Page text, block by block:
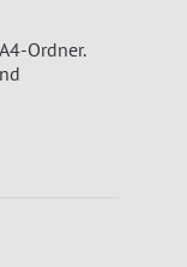
Ordner.